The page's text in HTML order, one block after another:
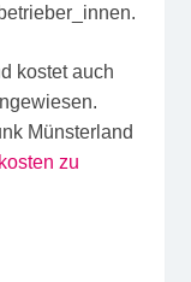
kostet auch
Münsterland
zu